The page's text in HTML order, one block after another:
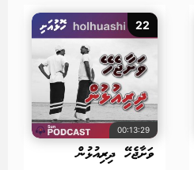
22
00:13:29
ވަށާޖެހޭ ދިރިއުޅުން